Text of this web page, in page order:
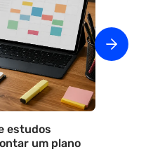
estudos
um plano